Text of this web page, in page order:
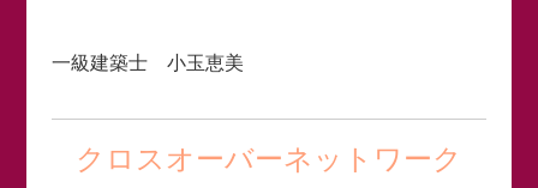
一級建築士 小玉恵美
クロスオーバーネットワーク